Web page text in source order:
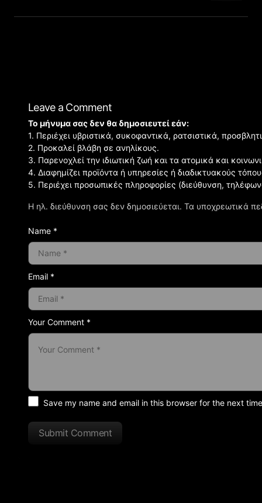
Leave a Comment
Η ηλ. διεύθυνση σας δεν δημοσιεύεται. Τα υποχρεωτικά
Your Comment *
Το μήνυμα σας δεν θα δημοσιευτεί εάν:
1. Περιέχει υβριστικά, συκοφαντικά, ρατσιστικά,
2. Προκαλεί βλάβη σε ανηλίκους.
3. Παρενοχλεί την ιδιωτική ζωή και τα ατομικά και
4. Διαφημίζει προϊόντα ή υπηρεσίες ή διαδικτυακούς
5. Περιέχει προσωπικές πληροφορίες (διεύθυνση,
Name *
Email *
Save my name and email in this browser for the next
Submit Comment